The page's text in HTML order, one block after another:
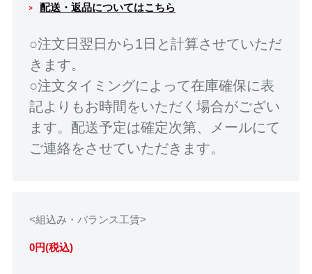
配送・返品についてはこちら
○注文日翌日から1日と計算させていただ
きます。
○注文タイミングによって在庫確保に表
記よりもお時間をいただく場合がござい
ます。配送予定は確定次第、メールにて
ご連絡をさせていただきます。
<組込み・バランス工賃>
0円(税込)